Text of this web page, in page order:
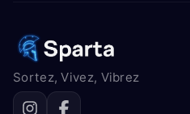
Sortez, Vivez, Vibrez